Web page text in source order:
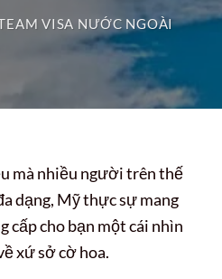
VISA NƯỚC NGOÀI
mà nhiều người trên thế
dạng, Mỹ thực sự mang
cấp cho bạn một cái nhìn
xứ sở cờ hoa.